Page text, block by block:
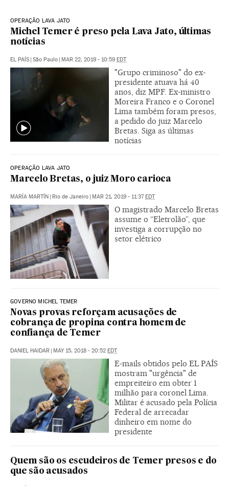
OPERAÇÃO LAVA JATO
Michel Temer é preso pela Lava Jato, últimas
notícias
EL PAÍS São Paulo MAR 22, 2019 - 10:59 EDT
"Grupo criminoso" do ex-
presidente atuava há 40
anos, diz MPF. Ex-ministro
Moreira Franco e o Coronel
Lima também foram presos,
a pedido do juiz Marcelo
Bretas. Siga as últimas
notícias
OPERAÇÃO LAVA JATO
Marcelo Bretas, o juiz Moro carioca
MARÍA MARTÍN Rio de Janeiro MAR 21, 2019 - 11:37 EDT
O magistrado Marcelo Bretas
assume o “Eletrolão”, que
investiga a corrupção no
setor elétrico
GOVERNO MICHEL TEMER
Novas provas reforçam acusações de
cobrança de propina contra homem de
confiança de Temer
DANIEL HAIDAR MAY 15, 2018 - 20:52 EDT
E-mails obtidos pelo EL PAÍS
mostram "urgência" de
empreiteiro em obter 1
milhão para coronel Lima.
Militar é acusado pela Polícia
Federal de arrecadar
dinheiro em nome do
presidente
Quem são os escudeiros de Temer presos e do
que são acusados